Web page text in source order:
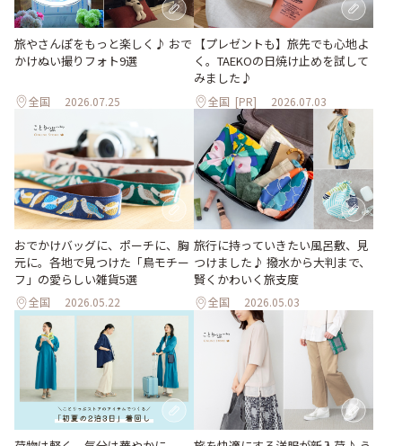
旅やさんぽをもっと楽しく♪ おで
かけぬい撮りフォト9選
全国 2026.07.25
【プレゼントも】旅先でも心地よ
く。TAEKOの日焼け止めを試して
みました♪
全国 [PR] 2026.07.03
おでかけバッグに、ポーチに、胸
元に。各地で見つけた「鳥モチー
フ」の愛らしい雑貨5選
全国 2026.05.22
旅行に持っていきたい風呂敷、見
つけました♪ 撥水から大判まで、
賢くかわいく旅支度
全国 2026.05.03